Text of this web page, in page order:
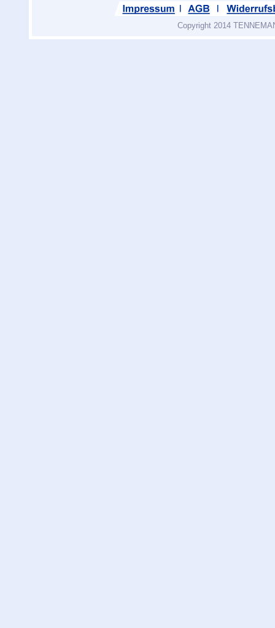
Copyright 2014